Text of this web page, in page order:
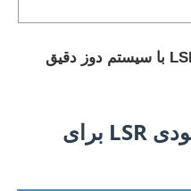
ماشین تزریق خودکار عمودی LSR با سیستم دوز دقیق
دستگاه قالب گیری عمودی LSR برای